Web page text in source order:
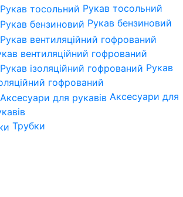
Рукав тосольний
Рукав бензиновий
вентиляційний гофрований
Рукав
гофрований
Аксесуари для
Трубки